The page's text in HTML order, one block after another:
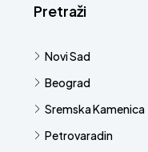
Pretraži
Novi Sad
Beograd
Sremska Kamenica
Petrovaradin